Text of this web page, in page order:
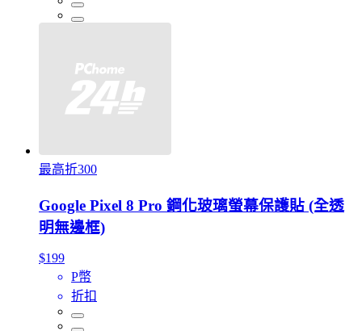
最高折300
Google Pixel 8 Pro 鋼化玻璃螢幕保護貼 (全透
明無邊框)
$199
P幣
折扣